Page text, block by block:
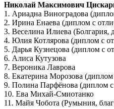
Николай Максимович
1. Ариадна Виноградова
2. Ирина Енаева (диплом с
3. Веселина Илиева (Болгария,
4. Юлия Котлярова (диплом с
5. Дарья Кузнецова (диплом с
6. Алиса Кутузова
7. Вероника Лаврова
8. Екатерина Морозова
9. Полина Парфёнова (диплом
10. Ева Михай-Смиотанко
11. Майя Чобота (Румыния,